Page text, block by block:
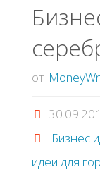
от
Бизнес
идеи для